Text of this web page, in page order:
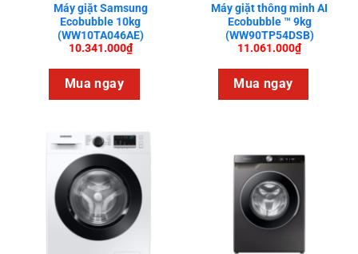
Máy giặt Samsung
Ecobubble 10kg
(WW10TA046AE)
10.341.000₫
Mua ngay
Máy giặt thông minh AI
Ecobubble ™ 9kg
(WW90TP54DSB)
11.061.000₫
Mua ngay